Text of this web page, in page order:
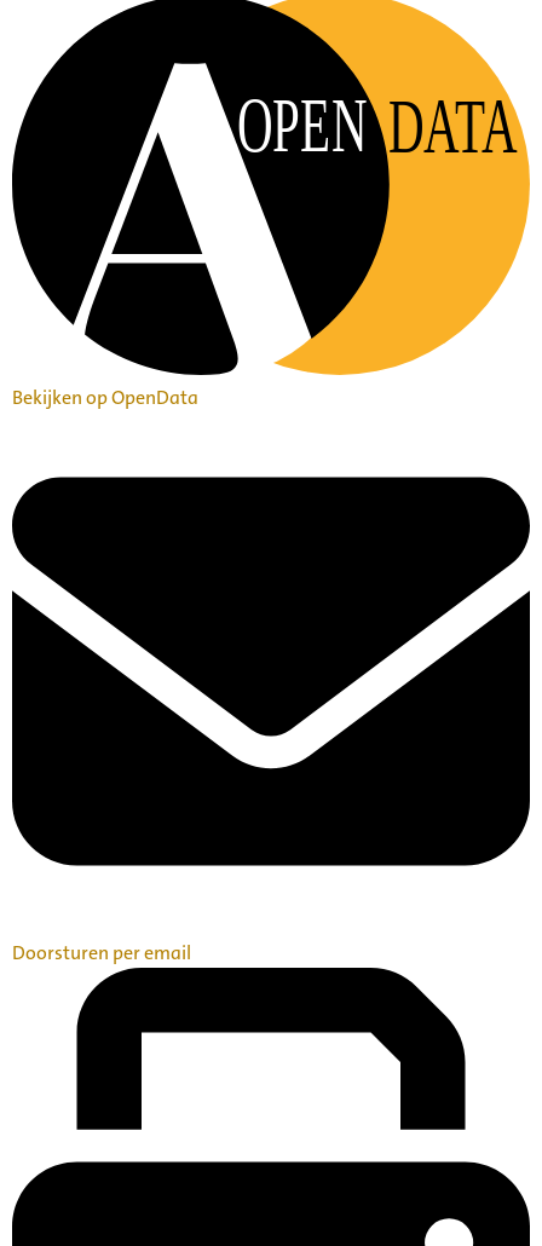
OPEN DATA
Bekijken op OpenData
Doorsturen per email